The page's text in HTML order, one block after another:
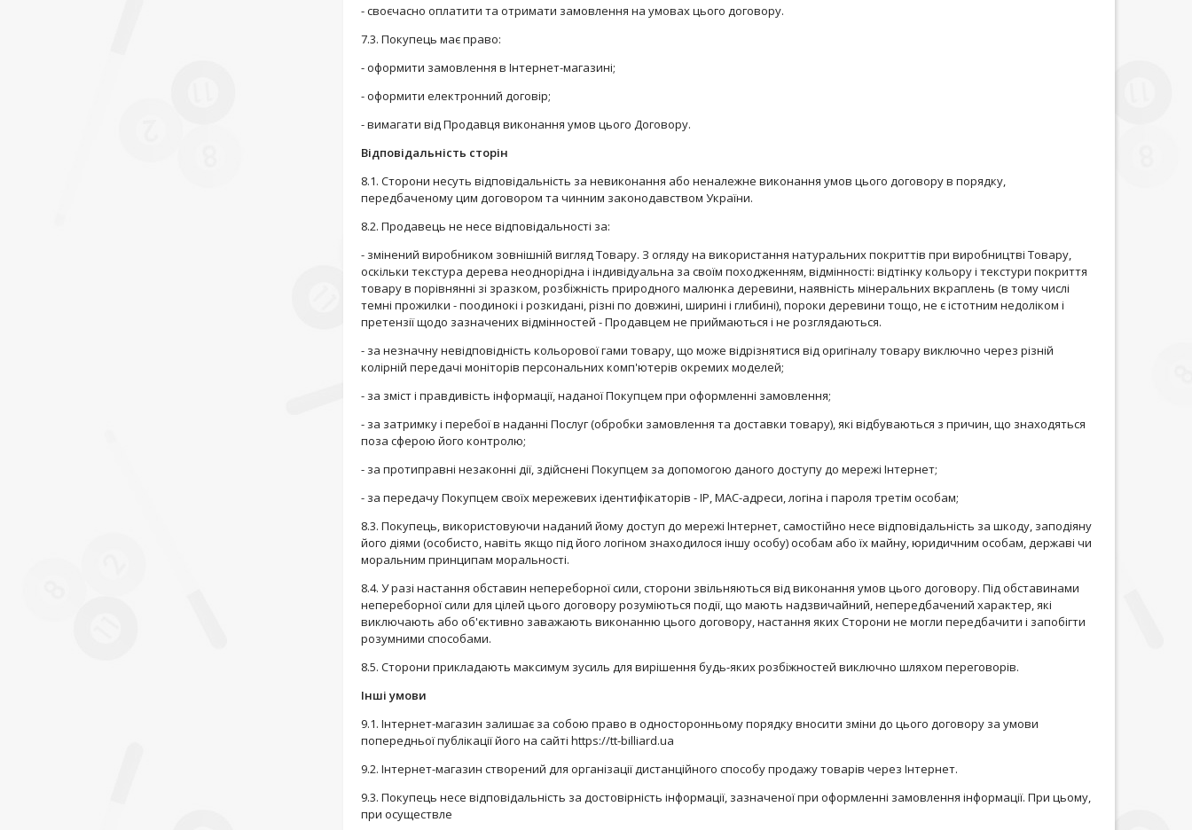
- своєчасно оплатити та отримати замовлення на умовах цього договору.
7.3. Покупець має право:
- оформити замовлення в Інтернет-магазині;
- оформити електронний договір;
- вимагати від Продавця виконання умов цього Договору.
Відповідальність сторін
8.1. Сторони несуть відповідальність за невиконання або неналежне виконання умов цього договору в порядку,
передбаченому цим договором та чинним законодавством України.
8.2. Продавець не несе відповідальності за:
- змінений виробником зовнішній вигляд Товару. З огляду на використання натуральних покриттів при виробництві Товару,
оскільки текстура дерева неоднорідна і індивідуальна за своїм походженням, відмінності: відтінку кольору і текстури покриття
товару в порівнянні зі зразком, розбіжність природного малюнка деревини, наявність мінеральних вкраплень (в тому числі
темні прожилки - поодинокі і розкидані, різні по довжині, ширині і глибині), пороки деревини тощо, не є істотним недоліком і
претензії щодо зазначених відмінностей - Продавцем не приймаються і не розглядаються.
- за незначну невідповідність кольорової гами товару, що може відрізнятися від оригіналу товару виключно через різній
колірній передачі моніторів персональних комп'ютерів окремих моделей;
- за зміст і правдивість інформації, наданої Покупцем при оформленні замовлення;
- за затримку і перебої в наданні Послуг (обробки замовлення та доставки товару), які відбуваються з причин, що знаходяться
поза сферою його контролю;
- за протиправні незаконні дії, здійснені Покупцем за допомогою даного доступу до мережі Інтернет;
- за передачу Покупцем своїх мережевих ідентифікаторів - IP, MAC-адреси, логіна і пароля третім особам;
8.3. Покупець, використовуючи наданий йому доступ до мережі Інтернет, самостійно несе відповідальність за шкоду, заподіяну
його діями (особисто, навіть якщо під його логіном знаходилося іншу особу) особам або їх майну, юридичним особам, державі чи
моральним принципам моральності.
8.4. У разі настання обставин непереборної сили, сторони звільняються від виконання умов цього договору. Під обставинами
непереборної сили для цілей цього договору розуміються події, що мають надзвичайний, непередбачений характер, які
виключають або об'єктивно заважають виконанню цього договору, настання яких Сторони не могли передбачити і запобігти
розумними способами.
8.5. Сторони прикладають максимум зусиль для вирішення будь-яких розбіжностей виключно шляхом переговорів.
Інші умови
9.1. Інтернет-магазин залишає за собою право в односторонньому порядку вносити зміни до цього договору за умови
попередньої публікації його на сайті https://tt-billiard.ua
9.2. Інтернет-магазин створений для організації дистанційного способу продажу товарів через Інтернет.
9.3. Покупець несе відповідальність за достовірність інформації, зазначеної при оформленні замовлення інформації. При цьому,
при осуществле